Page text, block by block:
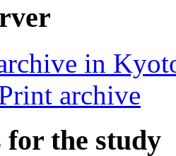
in
archive
for the study